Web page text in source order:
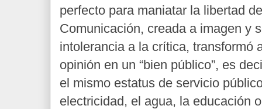
perfecto para maniatar la libertad
Comunicación, creada a imagen y
intolerancia a la crítica, transformó
opinión en un “bien público”, es
el mismo estatus de servicio
electricidad, el agua, la educación